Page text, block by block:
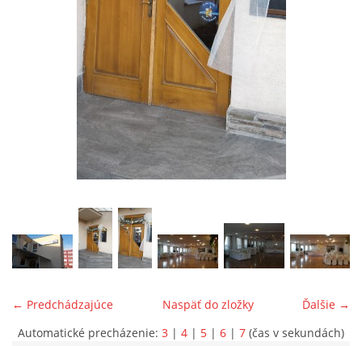
KONTAKTUJTE NÁS
← Predchádzajúce Ďalšie →
Naspäť do zložky
Automatické precházenie: 3 | 4 | 5 | 6 | 7 (čas v sekundách)